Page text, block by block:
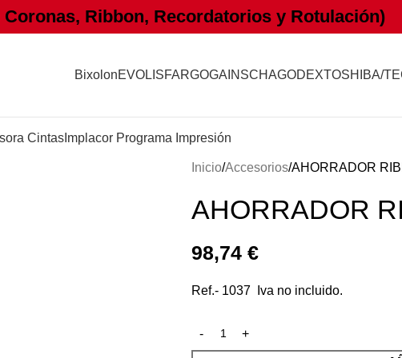
Ribbon, Recordatorios y Rotulación)
BixolonEVOLISFARGOGAINSCHAGODEXTOSHIBA/
Cintas Implacor Programa Impresión
Inicio Accesorios AHORRADOR
AHORRADOR
98,74 €
Ref.- 1037 Iva no incluido.